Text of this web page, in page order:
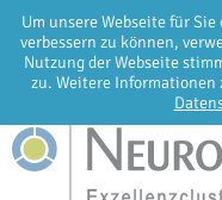
Um unsere Webseite für
verbessern zu können,
Nutzung der Webseite
zu. Weitere Informationen
EN DE